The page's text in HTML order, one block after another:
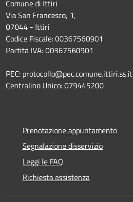
Comune di Ittiri
Via San Francesco, 1,
07044 - Ittiri
Codice Fiscale: 00367560901
Partita IVA: 00367560901
PEC: protocollo@pec.comune.ittiri.ss.it
Centralino Unico: 079445200
Prenotazione appuntamento
Segnalazione disservizio
Leggi le FAQ
Richiesta assistenza